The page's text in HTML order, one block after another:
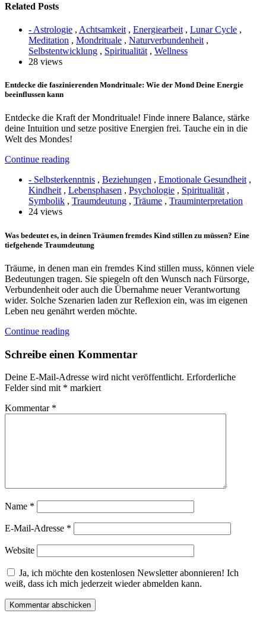
Related Posts
- Astrologie , Achtsamkeit , Energiearbeit , Lunar Cycle ,
Meditation , Mondrituale , Naturverbundenheit ,
Selbstentwicklung , Spiritualität , Wellness
28 views
Entdecke die faszinierenden Mondrituale: Wie der Mond Deine Energie
beeinflussen kann
Entdecke die Kraft der Mondrituale! Finde innere Balance, stärke
deine Intuition und setze positive Energien frei. Tauche ein in die
Welt des Mondes!
Continue reading
- Selbsterkenntnis , Beziehungen , Emotionale Gesundheit,
Kindheit, Lebensphasen , Psychologie , Spiritualität,
Symbolik , Traumdeutung , Träume , Trauminterpretation
24 views
Was bedeutet es, in deinen Träumen fremdes Kind stillen zu müssen? Eine
tiefgehende Traumdeutung
Träume, in denen man ein fremdes Kind stillen muss, können viele
Bedeutungen tragen. Sie spiegeln oft den Wunsch nach Fürsorge,
Verbundenheit oder auch die Übernahme neuer Verantwortung
wider. Solche Szenarien laden zur Reflexion ein, was im eigenen
Leben neu genährt werden möchte.
Continue reading
Schreibe einen Kommentar
Deine E-Mail-Adresse wird nicht veröffentlicht. Erforderliche
Felder sind mit * markiert
Kommentar *
Name *
E-Mail-Adresse *
Website
Ja, ich möchte den kostenlosen Newsletter abonnieren! Ich
weiß, dass ich mich jederzeit wieder abmelden kann.